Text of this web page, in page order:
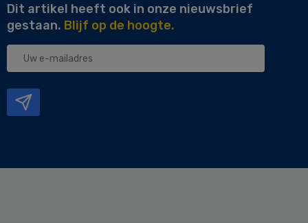
Dit artikel heeft ook in onze nieuwsbrief
gestaan. Blijf op de hoogte.
Uw